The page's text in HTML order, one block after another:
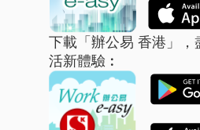
下載「辦公易 香港」，
活新體驗︰